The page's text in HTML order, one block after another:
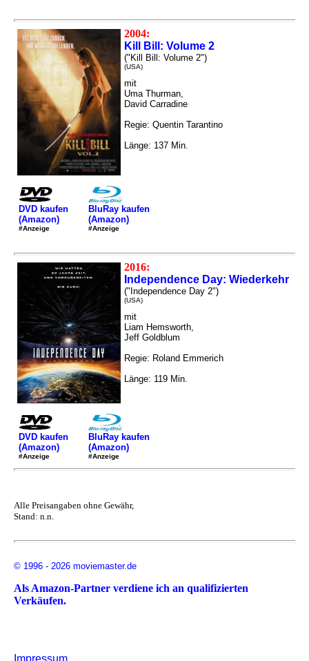
2004:
Kill Bill: Volume 2
("Kill Bill: Volume 2")
(USA)
mit
Uma Thurman,
David Carradine
Regie: Quentin Tarantino
Länge: 137 Min.
DVD kaufen
(Amazon)
#Anzeige
BluRay kaufen
(Amazon)
#Anzeige
2016:
Independence Day: Wiederkehr
("Independence Day 2")
(USA)
mit
Liam Hemsworth,
Jeff Goldblum
Regie: Roland Emmerich
Länge: 119 Min.
DVD kaufen
(Amazon)
#Anzeige
BluRay kaufen
(Amazon)
#Anzeige
Alle Preisangaben ohne Gewähr,
Stand: n.n.
© 1996 - 2026 moviemaster.de
Als Amazon-Partner verdiene ich an qualifizierten
Verkäufen.
Impressum